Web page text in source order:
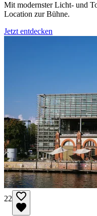
Mit modernster Licht- und
Location zur Bühne.
Jetzt entdecken
22